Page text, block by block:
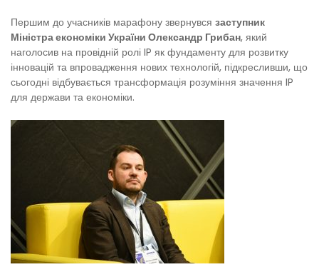
Першим до учасників марафону звернувся заступник
Міністра економіки України Олександр Грибан, який
наголосив на провідній ролі IP як фундаменту для розвитку
інновацій та впровадження нових технологій, підкресливши, що
сьогодні відбувається трансформація розуміння значення IP
для держави та економіки.